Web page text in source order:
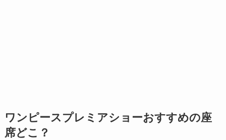
ワンピースプレミアショーおすすめの座
席どこ？